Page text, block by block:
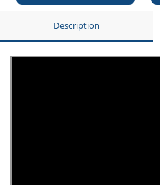
Description